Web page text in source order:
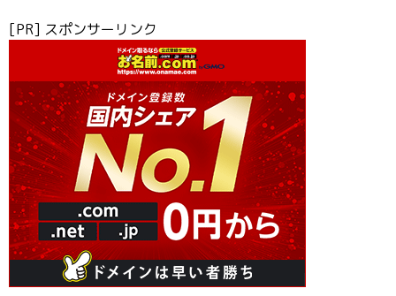
[PR] スポンサーリンク